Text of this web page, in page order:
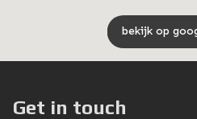
Get in touch
bekijk op